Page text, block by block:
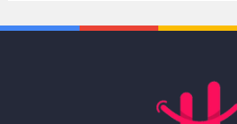
birliğiyle, Türk...